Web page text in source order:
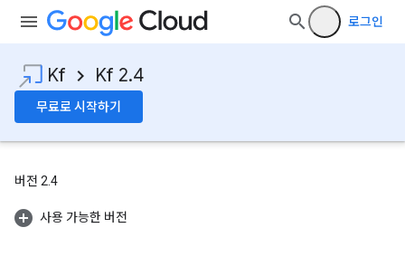
로그인
Kf Kf 2.4
무료로 시작하기
버전 2.4
사용 가능한 버전